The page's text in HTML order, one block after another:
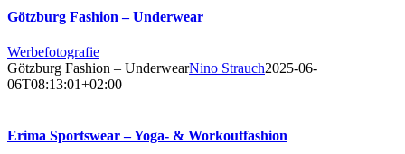
Götzburg Fashion – Underwear
Werbefotografie
Götzburg Fashion – UnderwearNino Strauch2025-06-
06T08:13:01+02:00
Erima Sportswear – Yoga- & Workoutfashion